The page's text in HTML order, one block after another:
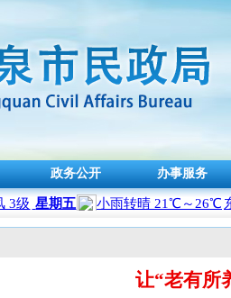
政务公开 办事服务
让“老有所